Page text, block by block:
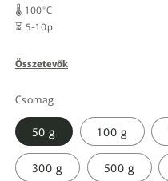
🌡️ 100°C
⏳ 5-10p
Összetevők
Csomag
50 g 100 g
300 g 500 g